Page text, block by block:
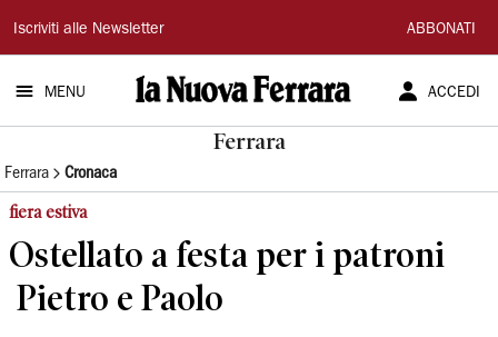
La
Nuova
Ferrara
Iscriviti alle Newsletter ABBONATI
MENU ACCEDI
Ferrara
Ferrara Cronaca
fiera estiva
Ostellato a festa per i patroni
Pietro e Paolo